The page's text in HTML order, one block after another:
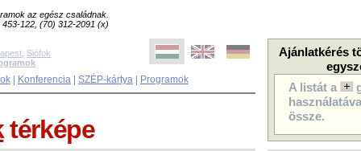
az egész családnak.
453-122, (70) 312-2091 (x)
Ajánlatkérés
A listát a
össze.
Siófok
Konferencia SZÉP-kártya Programok
térképe